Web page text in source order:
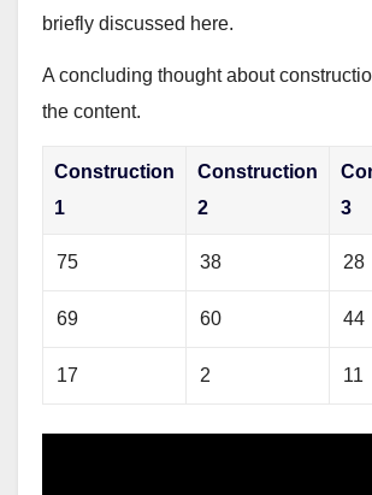
briefly discussed here.
A concluding thought about
the content.
Construction
1
Construction
2
3
75 38 28
69 60 44
17 2 11